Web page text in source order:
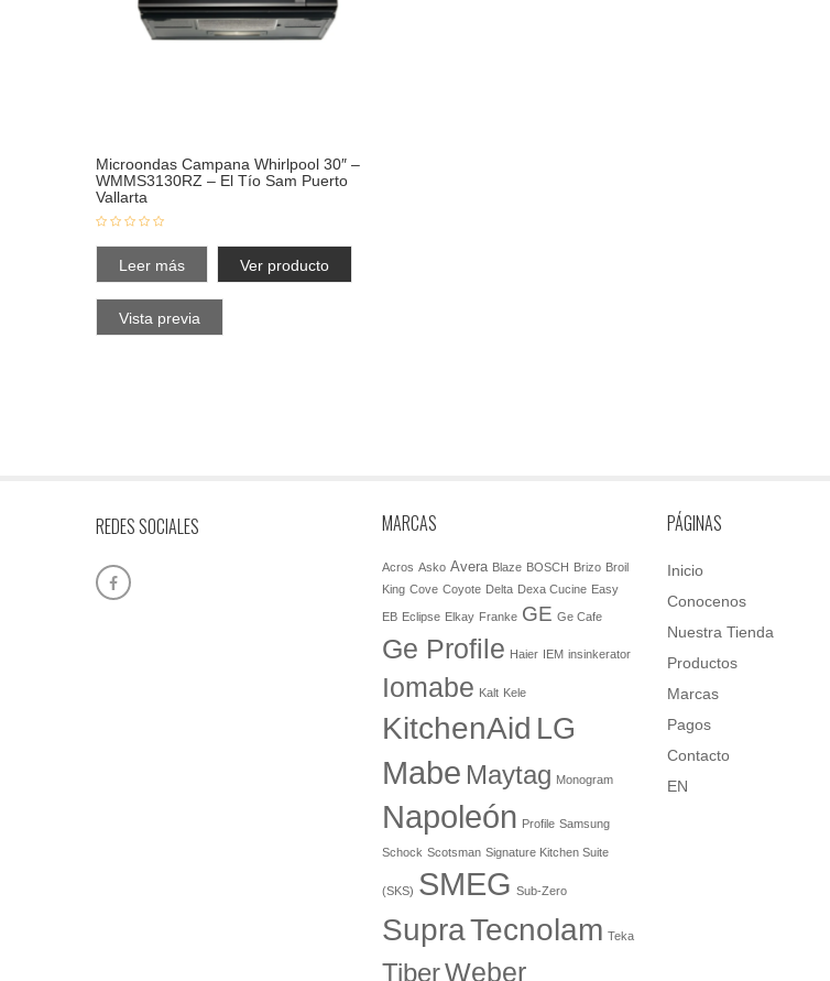
Microondas Campana Whirlpool 30″ –
WMMS3130RZ – El Tío Sam Puerto
Vallarta
Leer más Ver producto
Vista previa
REDES SOCIALES MARCAS
Acros Asko Avera Blaze BOSCH Brizo Broil
King Cove Coyote Delta Dexa Cucine Easy
EB Eclipse Elkay Franke GE Ge Cafe
Ge Profile Haier IEM insinkerator
Iomabe Kalt Kele
KitchenAid LG
Mabe Maytag Monogram
Napoleón Profile Samsung
Schock Scotsman Signature Kitchen Suite
(SKS) SMEG Sub-Zero
SupraTecnolam Teka
TiberWeber
PÁGINAS
Inicio
Conocenos
Nuestra Tienda
Productos
Marcas
Pagos
Contacto
EN